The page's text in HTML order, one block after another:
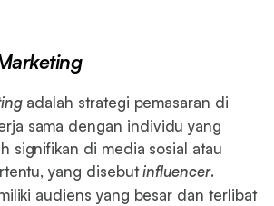
adalah strategi pemasaran di
sama dengan individu yang
signifikan di media sosial atau
yang disebutinfluencer.
audiens yang besar dan terlibat